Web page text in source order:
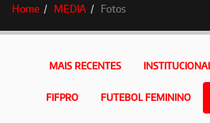
Home MEDIA Fotos
MAIS RECENTES
FIFPRO FUTEBOL FEMININO